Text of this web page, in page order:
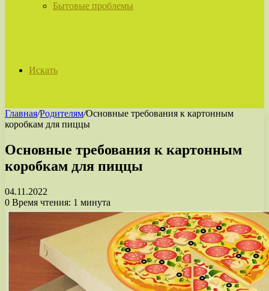
Бытовые проблемы
Искать
Главная/Родителям/Основные требования к картонным
коробкам для пиццы
Основные требования к картонным
коробкам для пиццы
04.11.2022
0 Время чтения: 1 минута